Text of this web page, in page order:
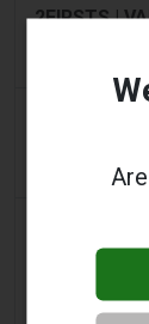
2FIRSTS |
2FIRSTS |
Absatz von